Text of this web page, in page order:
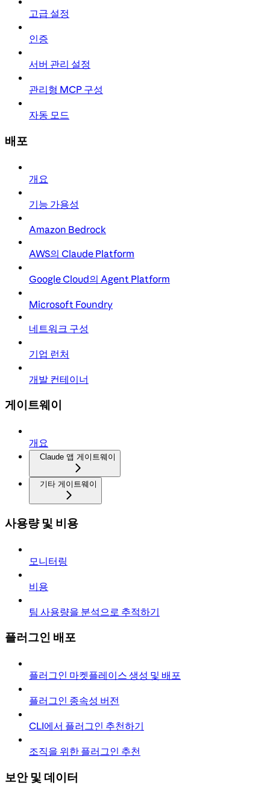
고급 설정
인증
서버 관리 설정
관리형 MCP 구성
자동 모드
배포
개요
기능 가용성
Amazon Bedrock
AWS의 Claude Platform
Google Cloud의 Agent Platform
Microsoft Foundry
네트워크 구성
기업 런처
개발 컨테이너
게이트웨이
개요
Claude 앱 게이트웨이
기타 게이트웨이
사용량 및 비용
모니터링
비용
팀 사용량을 분석으로 추적하기
플러그인 배포
플러그인 마켓플레이스 생성 및 배포
플러그인 종속성 버전
CLI에서 플러그인 추천하기
조직을 위한 플러그인 추천
보안 및 데이터